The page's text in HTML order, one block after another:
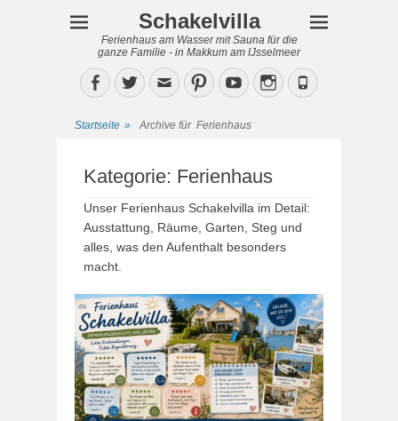
Schakelvilla
Ferienhaus am Wasser mit Sauna für die
ganze Familie - in Makkum am IJsselmeer
Facebook
TwitterEmailPinterestYouTubeInstagram
Phone
Startseite » Archive für Ferienhaus
Kategorie: Ferienhaus
Unser Ferienhaus Schakelvilla im Detail:
Ausstattung, Räume, Garten, Steg und
alles, was den Aufenthalt besonders
macht.